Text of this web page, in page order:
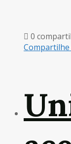
0
Compartilhe